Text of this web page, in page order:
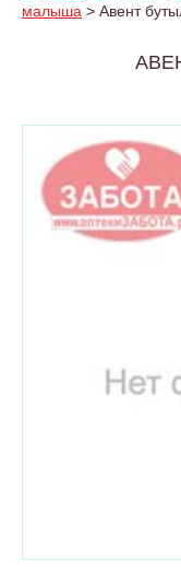
малыша > Авент